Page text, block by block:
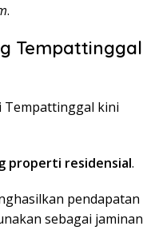
.
Tempattinggal
Tempattinggal kini
properti residensial.
pendapatan
sebagai jaminan